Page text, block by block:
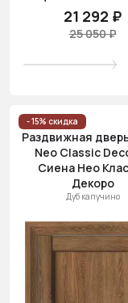
21 292 ₽
25 050 ₽
- 15% скидка
Раздвижная
Neo Classic
Сиена Нео
Декоро
Дуб капучино